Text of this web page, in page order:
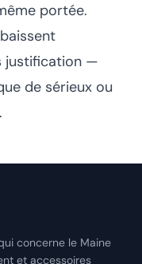
portée.
justification —
de sérieux ou
concerne le Maine
et accessoires